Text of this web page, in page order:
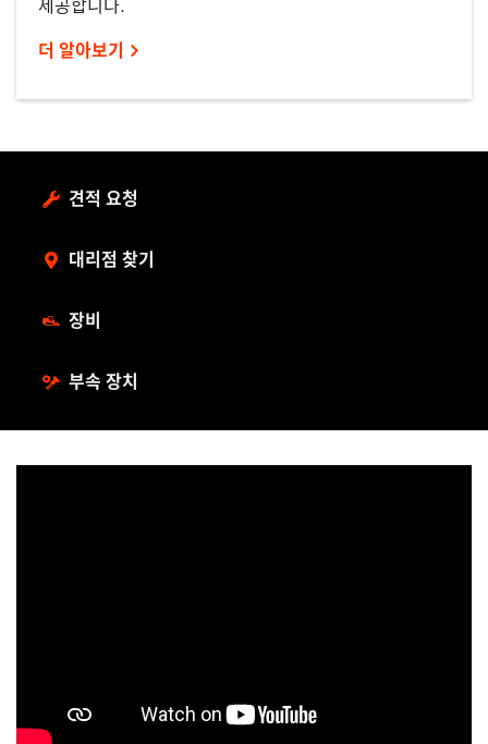
제공합니다.
더 알아보기
견적 요청
대리점 찾기
장비
부속 장치